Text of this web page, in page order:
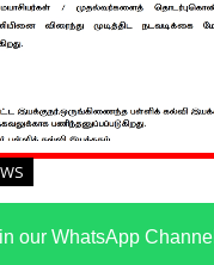
our WhatsApp Channel